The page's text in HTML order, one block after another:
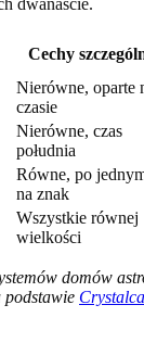
dwanaście.
Cechy
Nierówne, oparte
czasie
Nierówne, czas
południa
Równe, po
na znak
Wszystkie równej
wielkości
domów
podstawie